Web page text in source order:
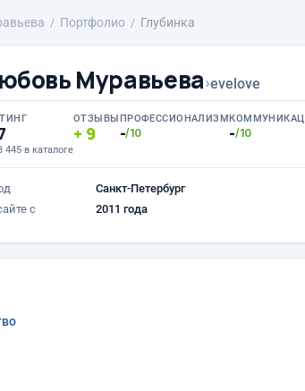
Портфолио Глубинка
Муравьева›evelove
445 в каталоге
ОТЗЫВЫ
9
ПРОФЕССИОНАЛИЗМ
-/10 -/10
Санкт-Петербург
с
2011 года